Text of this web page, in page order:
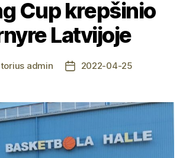
Cup krepšinio
Latvijoje
admin
Įrašo2022-04-25